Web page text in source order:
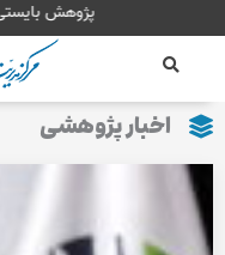
به
اخبار پژوهشی